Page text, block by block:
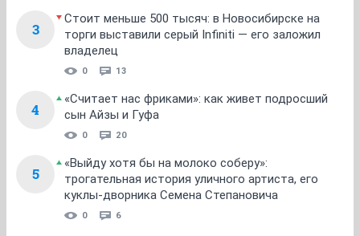
3
Стоит меньше 500 тысяч: в Новосибирске на
торги выставили серый Infiniti — его заложил
владелец
0 13
4
«Считает нас фриками»: как живет подросший
сын Айзы и Гуфа
0 20
5
«Выйду хотя бы на молоко соберу»:
трогательная история уличного артиста, его
куклы-дворника Семена Степановича
0 6